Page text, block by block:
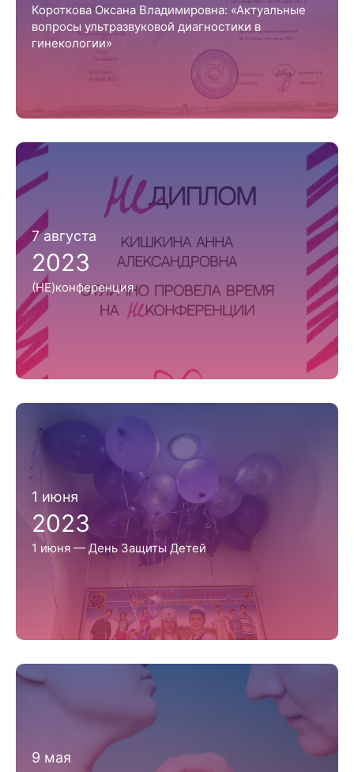
Короткова Оксана Владимировна: «Актуальные
вопросы ультразвуковой диагностики в
гинекологии»
7 августа
2023
(НЕ)конференция
1 июня
2023
1 июня — День Защиты Детей
9 мая